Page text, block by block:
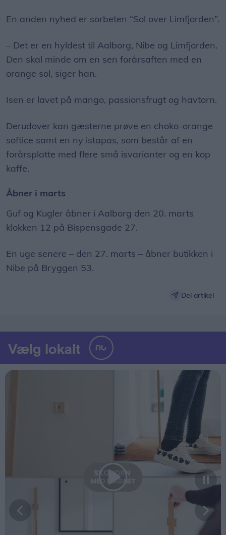
En anden nyhed er sorbeten “Sol over Limfjorden”.
– Det er en hyldest til Aalborg, Nibe og Limfjorden.
Den skal minde om en sen forårsaften med en
orange sol, siger han.
Isen er lavet på mango, passionsfrugt og havtorn.
Derudover kan gæsterne prøve en choko-orange
softice samt en ny istapas, som består af en
forårsplatte med flere små isvarianter og en kop
kaffe.
Åbner i marts
Guf og Kugler åbner i Aalborg den 20. marts
klokken 12 på Bispensgade 27.
En uge senere – den 27. marts – åbner butikken i
Nibe på Bryggen 53.
Del artikel